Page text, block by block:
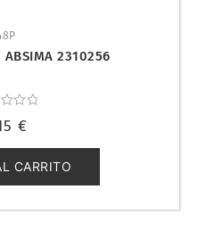
ABSIMA 2310256
€
CARRITO